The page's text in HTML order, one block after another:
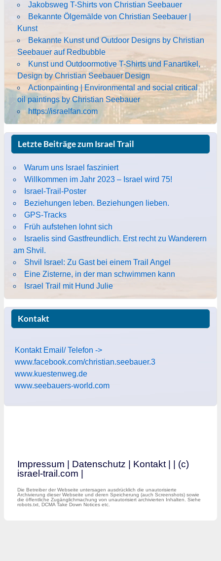
Jakobsweg T-Shirts von Christian Seebauer
Bekannte Ölgemälde von Christian Seebauer |
Kunst
Bekannte Kunst und Outdoor Designs by Christian
Seebauer auf Redbubble
Kunst und Outdoormotive T-Shirts und Fanartikel,
Design by Christian Seebauer Design
Actionpainting | Environmental and social critical
oil paintings by Christian Seebauer
https://israelfan.com
Letzte Beiträge zum Israel Trail
Warum uns Israel fasziniert
Willkommen im Jahr 2023 – Israel wird 75!
Israel-Trail-Poster
Beziehungen leben. Beziehungen lieben.
GPS-Tracks
Früh aufstehen lohnt sich
Israelis sind Gastfreundlich. Erst recht zu Wanderern
am Shvil.
Shvil Israel: Zu Gast bei einem Trail Angel
Eine Zisterne, in der man schwimmen kann
Israel Trail mit Hund Julie
Kontakt
Kontakt Email/ Telefon ->
www.facebook.com/christian.seebauer.3
www.kuestenweg.de
www.seebauers-world.com
Impressum Datenschutz Kontakt|
| (c)
israel-trail.com |
Die Betreiber der Webseite untersagen ausdrücklich die unautorisierte
Archivierung dieser Webseite und deren Speicherung (auch Screenshots) sowie
die öffentliche Zugänglichmachung von unautorisiert archivierten Inhalten. Siehe
robots.txt, DCMA Take Down Notices etc.